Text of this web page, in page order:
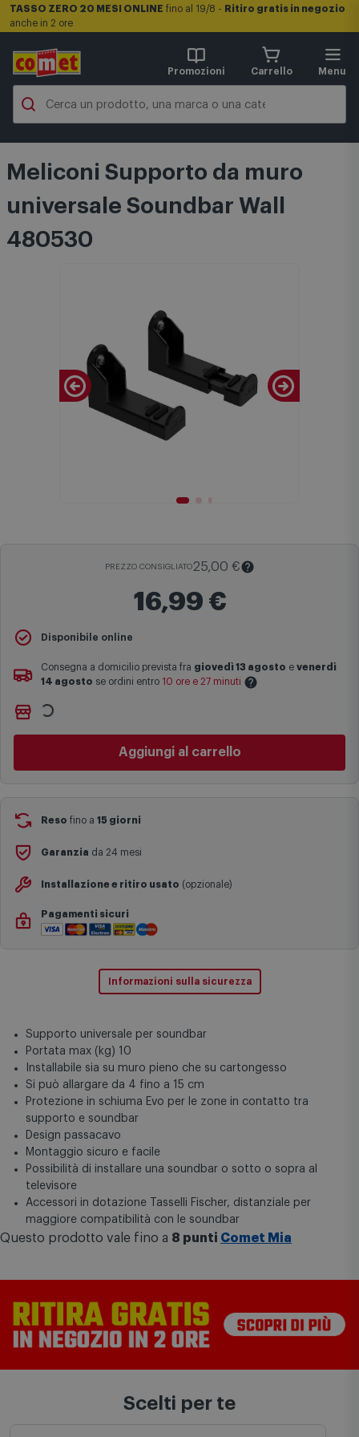
TASSO ZERO 20 MESI ONLINE fino al 19/8 - Ritiro gratis in negozio
anche in 2 ore
Promozioni Carrello Menu
Meliconi Supporto da muro
universale Soundbar Wall
480530
PREZZO CONSIGLIATO25,00 €
16,99 €
Il Prezzo Consigliato
prezzo finale di vendita anche in assenza di sconti.
Disponibile online
Consegna a domicilio prevista fra giovedì 13 agosto e venerdì
14 agosto se ordini entro 10 ore e 27 minuti
Le date previste per la consegna sono una stima approssimativa
basata sulle statistiche di consegna in possesso di Comet.
I tempi di consegna effettivi potrebbero variare in situazioni
Si ricorda inoltre che i prodotti acquistati in modalità di
prenotazione verranno spediti a partire dalla data di uscita indicata
Ritiralo gratuitamente
Bologna via Michelino
disponibile da
Aggiungi al carrello
Reso fino a 15 giorni
Garanzia da 24 mesi
Installazione e ritiro usato (opzionale)
Pagamenti sicuri
Informazioni sulla sicurezza
Supporto universale per soundbar
Portata max (kg) 10
Installabile sia su muro pieno che su cartongesso
Si può allargare da 4 fino a 15 cm
Protezione in schiuma Evo per le zone in contatto tra
supporto e soundbar
Design passacavo
Montaggio sicuro e facile
Possibilità di installare una soundbar o sotto o sopra al
televisore
Accessori in dotazione Tasselli Fischer, distanziale per
maggiore compatibilità con le soundbar
Questo prodotto vale fino a 8 punti Comet Mia
Scelti per te